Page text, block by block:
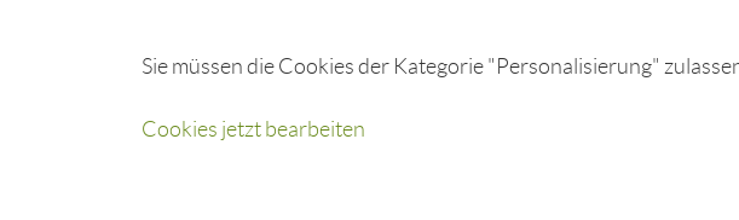
Sie müssen die Cookies der Kategorie "Personalisierung"
Cookies jetzt bearbeiten